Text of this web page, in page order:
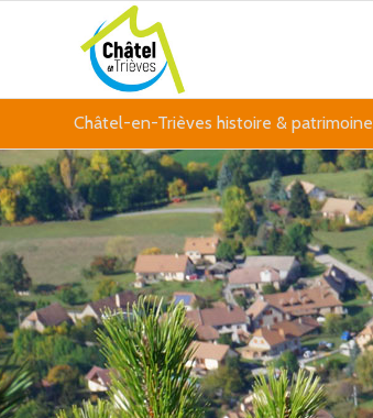
Châtel-en-Trièves histoire & patrimoine